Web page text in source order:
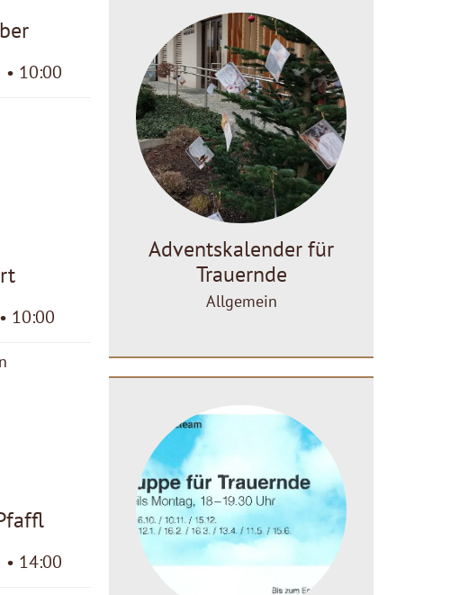
• 10:00
10:00
• 14:00
Adventskalender für
Trauernde
Allgemein